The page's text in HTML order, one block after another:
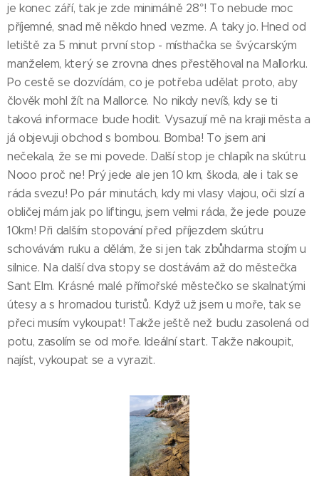
je konec září, tak je zde minimálně 28°! To nebude moc
příjemné, snad mě někdo hned vezme. A taky jo. Hned od
letiště za 5 minut první stop - mísťnačka se švýcarským
manželem, který se zrovna dnes přestěhoval na Mallorku.
Po cestě se dozvídám, co je potřeba udělat proto, aby
člověk mohl žít na Mallorce. No nikdy nevíš, kdy se ti
taková informace bude hodit. Vysazují mě na kraji města a
já objevuji obchod s bombou. Bomba! To jsem ani
nečekala, že se mi povede. Další stop je chlapík na skútru.
Nooo proč ne! Prý jede ale jen 10 km, škoda, ale i tak se
ráda svezu! Po pár minutách, kdy mi vlasy vlajou, oči slzí a
obličej mám jak po liftingu, jsem velmi ráda, že jede pouze
10km! Při dalším stopování před příjezdem skútru
schovávám ruku a dělám, že si jen tak zbůhdarma stojím u
silnice. Na další dva stopy se dostávám až do městečka
Sant Elm. Krásné malé přímořské městečko se skalnatými
útesy a s hromadou turistů. Když už jsem u moře, tak se
přeci musím vykoupat! Takže ještě než budu zasolená od
potu, zasolím se od moře. Ideální start. Takže nakoupit,
najíst, vykoupat se a vyrazit.